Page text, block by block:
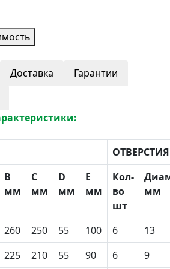
Доставка
Гарантии
ОТВЕРСТИЯ
B
мм
С
мм
D
мм
E
мм
Кол-
во
шт
мм
260 250 55 100 6
13
225 210 55 90 6
9